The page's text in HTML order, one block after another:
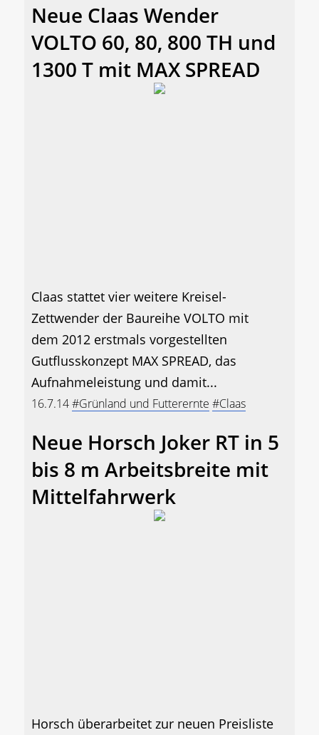
Neue Claas Wender
VOLTO 60, 80, 800 TH und
1300 T mit MAX SPREAD
Claas stattet vier weitere Kreisel-
Zettwender der Baureihe VOLTO mit
dem 2012 erstmals vorgestellten
Gutflusskonzept MAX SPREAD, das
Aufnahmeleistung und damit...
16.7.14#Grünland und Futterernte #Claas
Neue Horsch Joker RT in 5
bis 8 m Arbeitsbreite mit
Mittelfahrwerk
Horsch überarbeitet zur neuen Preisliste